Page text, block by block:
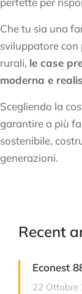
Che tu sia una
sviluppatore
rurali, le case
moderna e
Scegliendo la
garantire a più
sostenibile,
generazioni.
Recent
Econest
22 Ottobre